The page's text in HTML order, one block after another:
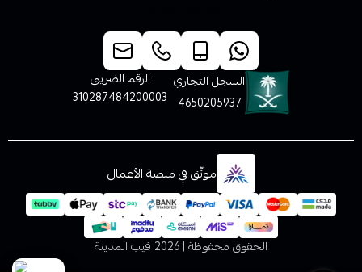
السجل التجاري
4650205937
الرقم الضريبي
310287484200003
موثّق في منصة الأعمال
الحقوق محفوظة | 2026 فيب المدينة